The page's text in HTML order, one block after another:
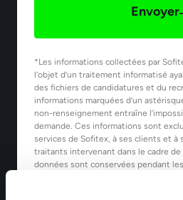
Envoyer
*Les informations collectées par
l’objet d’un traitement informatisé
des fichiers de candidatures et du
informations marquées d’un
non-renseignement entraîne
demande. Ces informations sont
services de Sofitex, à ses clients et à
traitants intervenant dans le cadre de
données sont conservées pendant